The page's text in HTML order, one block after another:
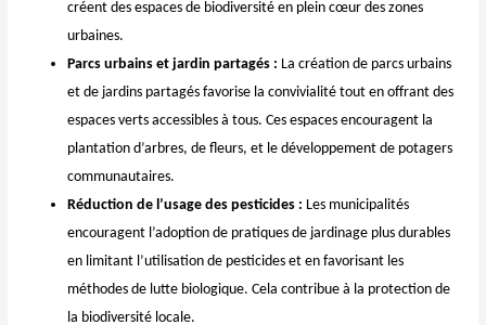
créent des espaces de biodiversité en plein cœur des zones
urbaines.
Parcs urbains et jardin partagés : La création de parcs urbains
et de jardins partagés favorise la convivialité tout en offrant des
espaces verts accessibles à tous. Ces espaces encouragent la
plantation d’arbres, de fleurs, et le développement de potagers
communautaires.
Réduction de l’usage des pesticides : Les municipalités
encouragent l’adoption de pratiques de jardinage plus durables
en limitant l’utilisation de pesticides et en favorisant les
méthodes de lutte biologique. Cela contribue à la protection de
la biodiversité locale.